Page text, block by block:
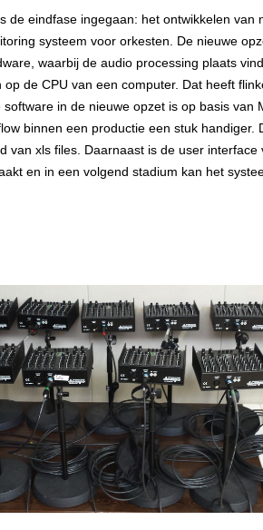
de eindfase ingegaan: het ontwikkelen van
systeem voor orkesten. De nieuwe
waarbij de audio processing plaats
op de CPU van een computer. Dat heeft
in de nieuwe opzet is op basis van
binnen een productie een stuk handiger.
van xls files. Daarnaast is de user
en in een volgend stadium kan het